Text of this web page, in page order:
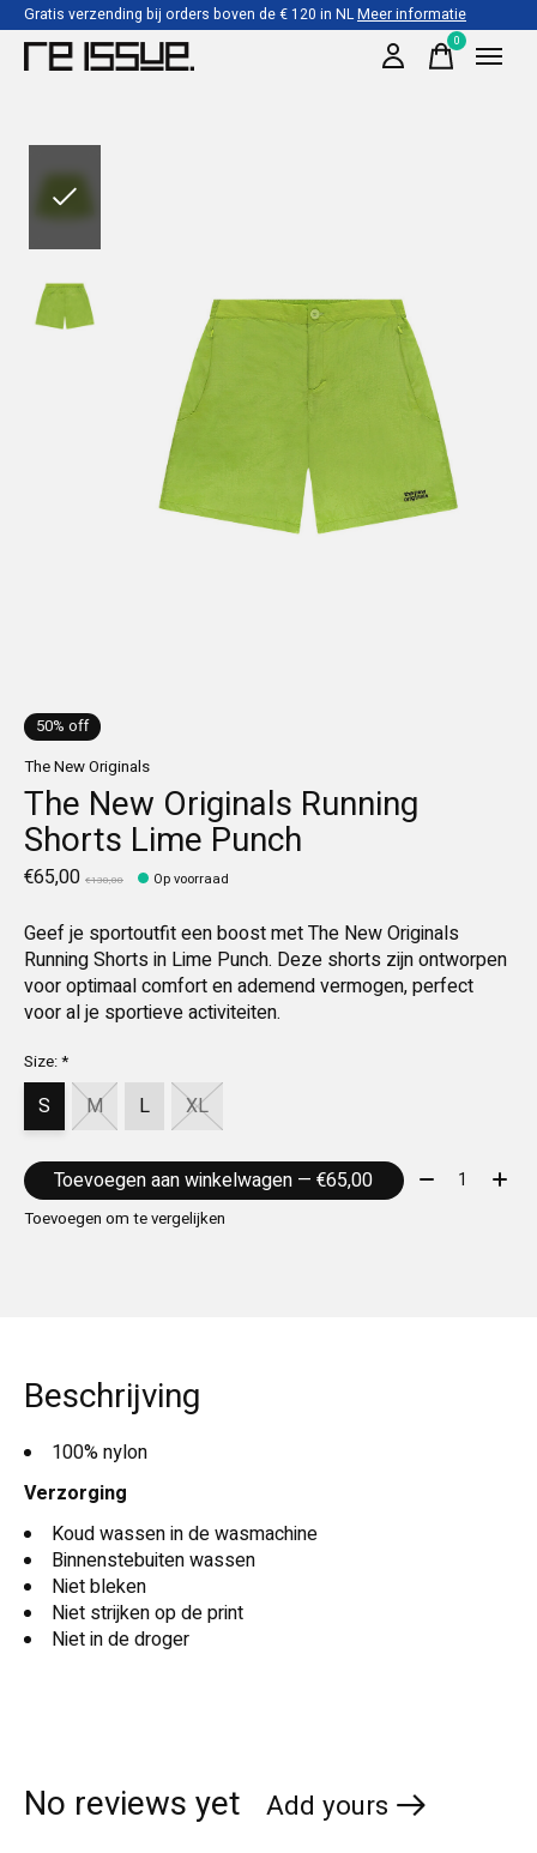
Gratis verzending bij orders boven de € 120 in NLMeer informatie
0items
50% off
The New Originals
The New Originals Running
Shorts Lime Punch
€65,00 €130,00 Op voorraad
Geef je sportoutfit een boost met The New Originals
Running Shorts in Lime Punch. Deze shorts zijn ontworpen
voor optimaal comfort en ademend vermogen, perfect
voor al je sportieve activiteiten.
Size:*
S M L XL
Toevoegen aan winkelwagen — €65,00 Aantal:
Toevoegen om te vergelijken
Beschrijving
100% nylon
Verzorging
Koud wassen in de wasmachine
Binnenstebuiten wassen
Niet bleken
Niet strijken op de print
Niet in de droger
No reviews yet Add yours